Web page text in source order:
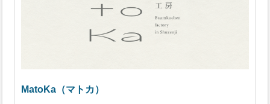
MatoKa（マトカ）